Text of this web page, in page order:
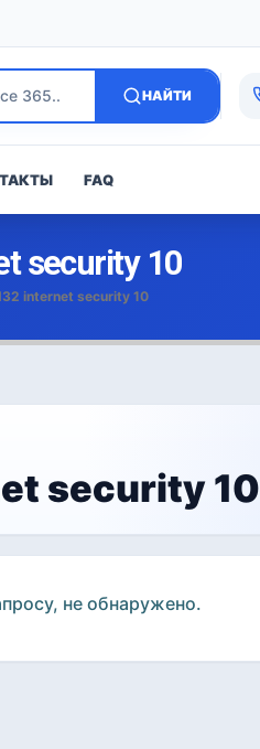
НАЙТИ
FAQ
security 10
internet security 10
security 10
не обнаружено.